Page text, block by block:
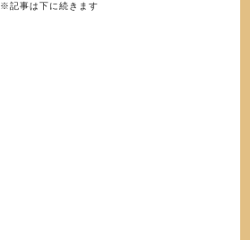
※記事は下に続きます